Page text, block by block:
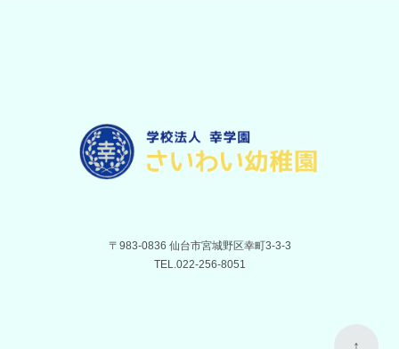
〒983-0836 仙台市宮城野区幸町3-3-3
TEL. 022-256-8051